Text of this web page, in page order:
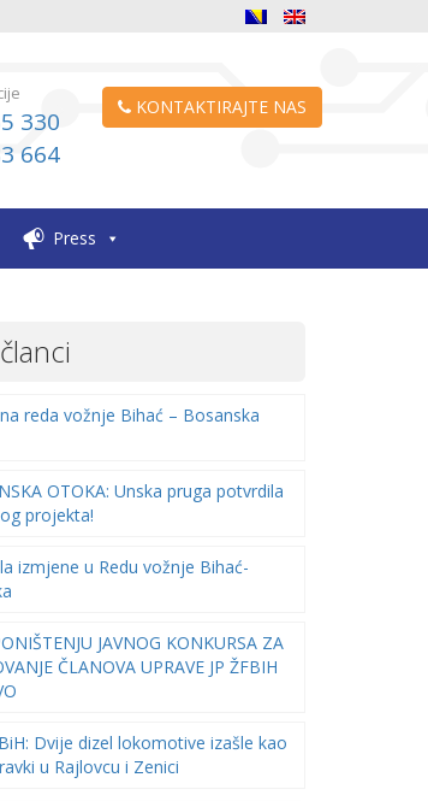
330
664
KONTAKTIRAJTE NAS
Press
reda vožnje Bihać – Bosanska
OTOKA: Unska pruga potvrdila
projekta!
izmjene u Redu vožnje Bihać-
JAVNOG KONKURSA ZA
ČLANOVA UPRAVE JP ŽFBIH
Dvije dizel lokomotive izašle kao
u Rajlovcu i Zenici